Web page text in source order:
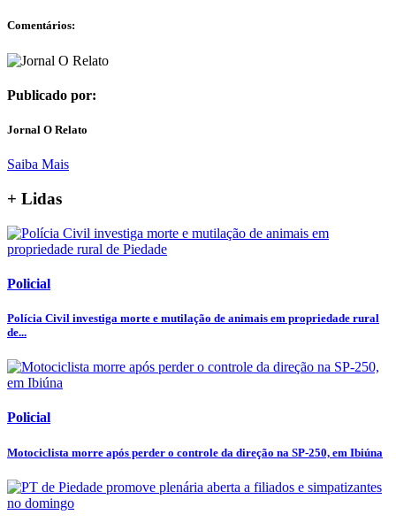
Comentários:
Publicado por:
Jornal O Relato
Saiba Mais
+ Lidas
Policial
Polícia Civil investiga morte e mutilação de animais em propriedade rural
de...
Policial
Motociclista morre após perder o controle da direção na SP-250, em Ibiúna